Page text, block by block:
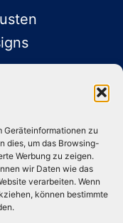
Geräteinformationen zu
dies, um das Browsing-
Werbung zu zeigen.
wir Daten wie das
verarbeiten. Wenn
können bestimmte